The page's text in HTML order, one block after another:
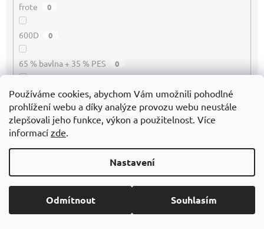
Používáme cookies, abychom Vám umožnili pohodlné
prohlížení webu a díky analýze provozu webu neustále
zlepšovali jeho funkce, výkon a použitelnost. Více
informací zde.
Nastavení
Odmítnout Souhlasím
frote 0
600D 0
65 % bavlna + 35 % PES 0
Bambus 0
100 % Plyš 0
Papír mat 0
Papír 0
EKO kůže 0